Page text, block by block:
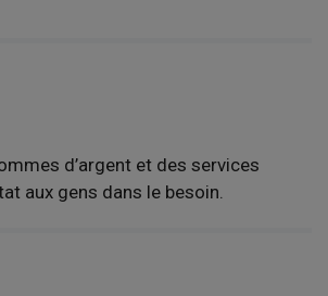
d’argent et des services
aux gens dans le besoin.